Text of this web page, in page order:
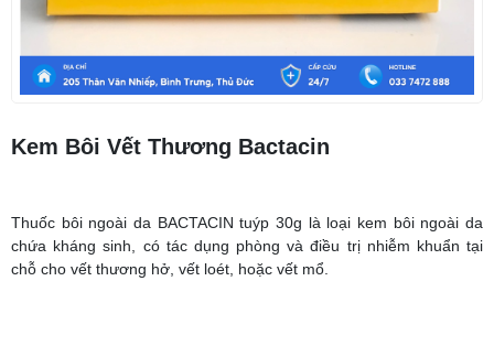
Kem Bôi Vết Thương Bactacin
Thuốc bôi ngoài da BACTACIN tuýp 30g là loại kem bôi ngoài da
chứa kháng sinh, có tác dụng phòng và điều trị nhiễm khuẩn tại
chỗ cho vết thương hở, vết loét, hoặc vết mổ.